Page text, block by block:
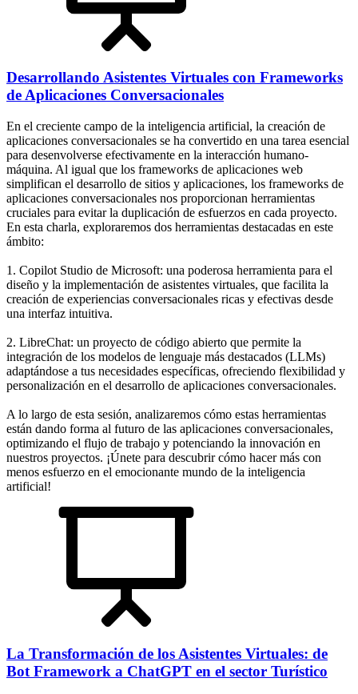
Desarrollando Asistentes Virtuales con Frameworks
de Aplicaciones Conversacionales
En el creciente campo de la inteligencia artificial, la creación de
aplicaciones conversacionales se ha convertido en una tarea esencial
para desenvolverse efectivamente en la interacción humano-
máquina. Al igual que los frameworks de aplicaciones web
simplifican el desarrollo de sitios y aplicaciones, los frameworks de
aplicaciones conversacionales nos proporcionan herramientas
cruciales para evitar la duplicación de esfuerzos en cada proyecto.
En esta charla, exploraremos dos herramientas destacadas en este
ámbito:
1. Copilot Studio de Microsoft: una poderosa herramienta para el
diseño y la implementación de asistentes virtuales, que facilita la
creación de experiencias conversacionales ricas y efectivas desde
una interfaz intuitiva.
2. LibreChat: un proyecto de código abierto que permite la
integración de los modelos de lenguaje más destacados (LLMs)
adaptándose a tus necesidades específicas, ofreciendo flexibilidad y
personalización en el desarrollo de aplicaciones conversacionales.
A lo largo de esta sesión, analizaremos cómo estas herramientas
están dando forma al futuro de las aplicaciones conversacionales,
optimizando el flujo de trabajo y potenciando la innovación en
nuestros proyectos. ¡Únete para descubrir cómo hacer más con
menos esfuerzo en el emocionante mundo de la inteligencia
artificial!
La Transformación de los Asistentes Virtuales: de
Bot Framework a ChatGPT en el sector Turístico